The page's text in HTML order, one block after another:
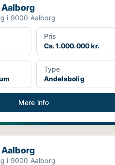
i 9000 Aalborg
Pris
Ca. 1.000.000 kr.
Type
Andelsbolig
Mere info
i 9000 Aalborg